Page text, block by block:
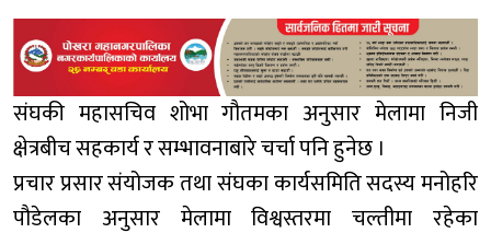
संघकी महासचिव शोभा गौतमका अनुसार मेलामा निजी
क्षेत्रबीच सहकार्य र सम्भावनाबारे चर्चा पनि हुनेछ ।
प्रचार प्रसार संयोजक तथा संघका कार्यसमिति सदस्य मनोहरि
पौडेलका अनुसार मेलामा विश्वस्तरमा चल्तीमा रहेका